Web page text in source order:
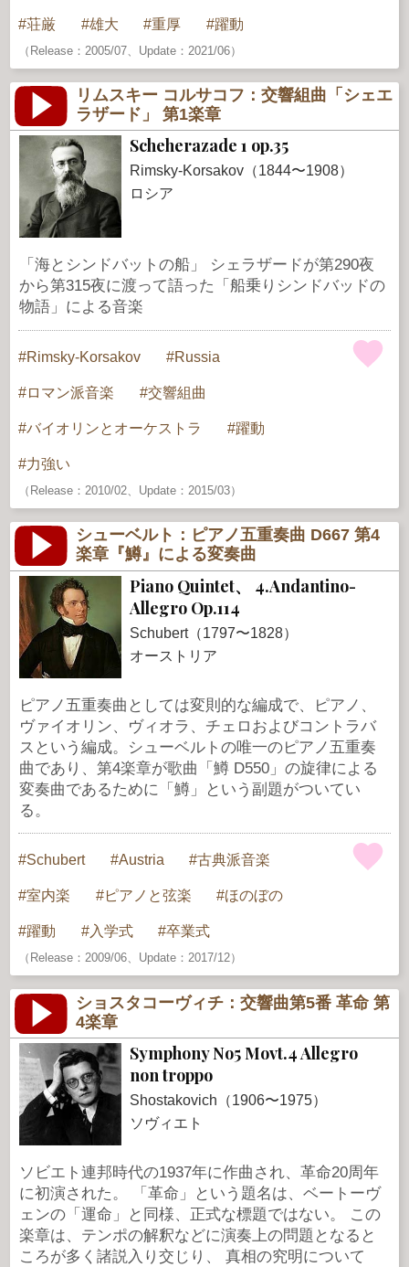
荘厳 雄大 重厚 躍動
（Release：2005/07、Update：2021/06）
リムスキー コルサコフ：交響組曲「シェエ
ラザード」 第1楽章
Scheherazade 1 op.35
Rimsky-Korsakov（1844〜1908）
ロシア
「海とシンドバットの船」 シェラザードが第290夜
から第315夜に渡って語った「船乗りシンドバッドの
物語」による音楽
Rimsky-Korsakov Russia
ロマン派音楽 交響組曲
バイオリンとオーケストラ 躍動
力強い
（Release：2010/02、Update：2015/03）
シューベルト：ピアノ五重奏曲 D667 第4
楽章『鱒』による変奏曲
Piano Quintet、 4.Andantino-
Allegro Op.114
Schubert（1797〜1828）
オーストリア
ピアノ五重奏曲としては変則的な編成で、ピアノ、
ヴァイオリン、ヴィオラ、チェロおよびコントラバ
スという編成。シューベルトの唯一のピアノ五重奏
曲であり、第4楽章が歌曲「鱒 D550」の旋律による
変奏曲であるために「鱒」という副題がついてい
る。
Schubert Austria 古典派音楽
室内楽 ピアノと弦楽 ほのぼの
躍動 入学式 卒業式
（Release：2009/06、Update：2017/12）
ショスタコーヴィチ：交響曲第5番 革命 第
4楽章
Symphony No5 Movt.4 Allegro
non troppo
Shostakovich（1906〜1975）
ソヴィエト
ソビエト連邦時代の1937年に作曲され、革命20周年
に初演された。 「革命」という題名は、ベートーヴ
ェンの「運命」と同様、正式な標題ではない。 この
楽章は、テンポの解釈などに演奏上の問題となると
ころが多く諸説入り交じり、 真相の究明について